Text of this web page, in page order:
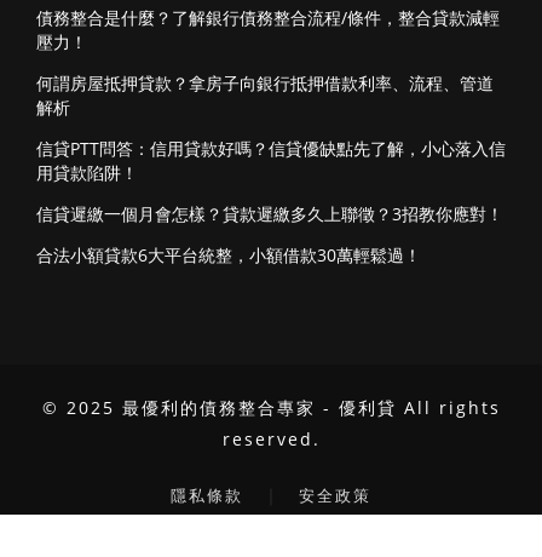
債務整合是什麼？了解銀行債務整合流程/條件，整合貸款減輕
壓力！
何謂房屋抵押貸款？拿房子向銀行抵押借款利率、流程、管道
解析
信貸PTT問答：信用貸款好嗎？信貸優缺點先了解，小心落入信
用貸款陷阱！
信貸遲繳一個月會怎樣？貸款遲繳多久上聯徵？3招教你應對！
合法小額貸款6大平台統整，小額借款30萬輕鬆過！
© 2025 最優利的債務整合專家 - 優利貸 All rights
reserved.
隱私條款 安全政策